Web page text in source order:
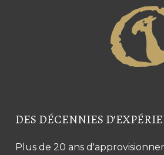
DES DÉCENNIES
Plus de 20 ans